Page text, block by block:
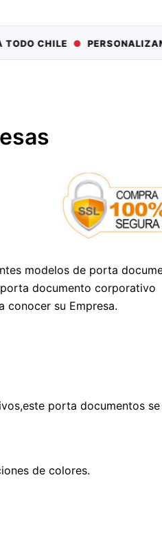
CHILE●PERSONALIZAMOS
modelos de porta
documento
conocer su Empresa.
porta documentos
de colores.